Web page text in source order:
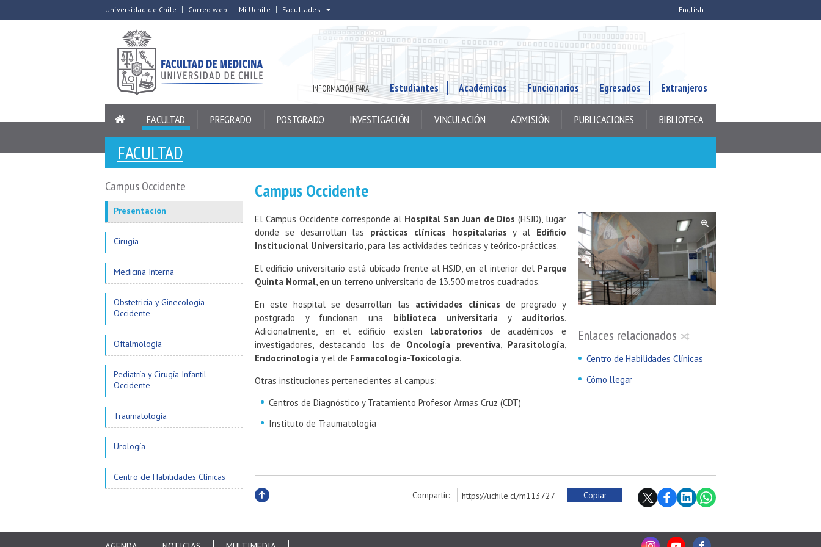
Universidad de Chile Correo web Mi Uchile Facultades English
INFORMACIÓN PARA: Estudiantes Académicos Funcionarios Egresados Extranjeros
FACULTAD PREGRADO POSTGRADO INVESTIGACIÓN VINCULACIÓN ADMISIÓN PUBLICACIONES BIBLIOTECA
FACULTAD
Campus Occidente
Presentación
Cirugía
Medicina Interna
Obstetricia y Ginecología
Occidente
Oftalmología
Pediatría y Cirugía Infantil
Occidente
Traumatología
Urología
Centro de Habilidades Clínicas
Campus Occidente
Enlaces relacionados
Centro de Habilidades Clínicas
Cómo llegar
El Campus Occidente corresponde al Hospital San Juan de Dios (HSJD), lugar
donde se desarrollan las prácticas clínicas hospitalarias y al Edificio
Institucional Universitario, para las actividades teóricas y teórico-prácticas.
El edificio universitario está ubicado frente al HSJD, en el interior del Parque
Quinta Normal, en un terreno universitario de 13.500 metros cuadrados.
En este hospital se desarrollan las actividades clínicas de pregrado y
postgrado y funcionan una biblioteca universitariay auditorios.
Adicionalmente, en el edificio existen laboratorios de académicos e
investigadores, destacando los de Oncología preventiva, Parasitología,
Endocrinología y el de Farmacología-Toxicología.
Otras instituciones pertenecientes al campus:
Centros de Diagnóstico y Tratamiento Profesor Armas Cruz (CDT)
Instituto de Traumatología
Compartir: https://uchile.cl/m113727 Copiar